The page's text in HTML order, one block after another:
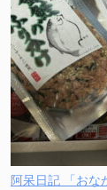
阿呆日記 「おな